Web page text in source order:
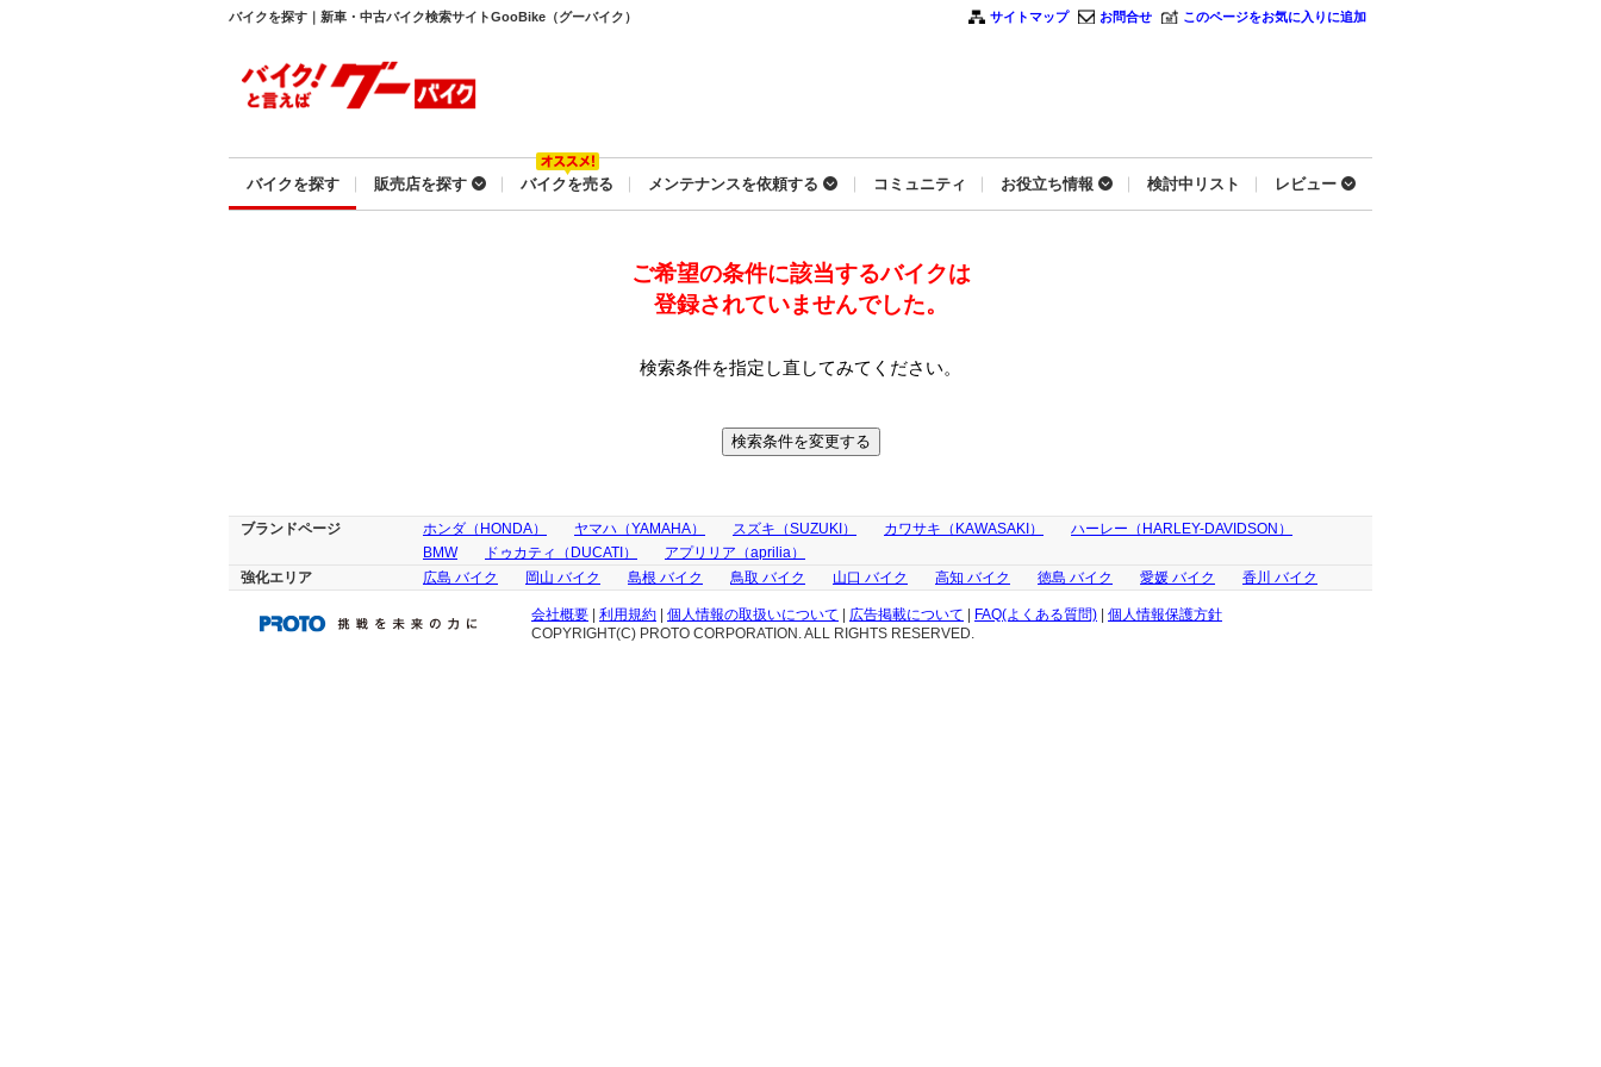
バイクを探す｜新車・中古バイク検索サイトGooBike（グーバイク） サイトマップ お問合せ このページをお気に入りに追加
バイクを探す 販売店を探す バイクを売る メンテナンスを依頼する コミュニティ お役立ち情報 検討中リスト レビュー
ご希望の条件に該当するバイクは
登録されていませんでした。
検索条件を指定し直してみてください。
ブランドページ ホンダ（HONDA） ヤマハ（YAMAHA） スズキ（SUZUKI） カワサキ（KAWASAKI）
ハーレー（HARLEY-DAVIDSON）
BMW
ドゥカティ（DUCATI）
アプリリア（aprilia）
強化エリア
広島 バイク 岡山 バイク 島根 バイク 鳥取 バイク 山口 バイク 高知 バイク 徳島 バイク 愛媛 バイク 香川 バイク
会社概要 利用規約 個人情報の取扱いについて 広告掲載について FAQ(よくある質問)
個人情報保護方針
COPYRIGHT(C) PROTO CORPORATION. ALL RIGHTS RESERVED.